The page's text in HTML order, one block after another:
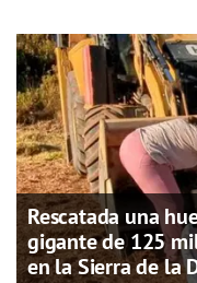
Rescatada una
gigante de 125
en la Sierra de la